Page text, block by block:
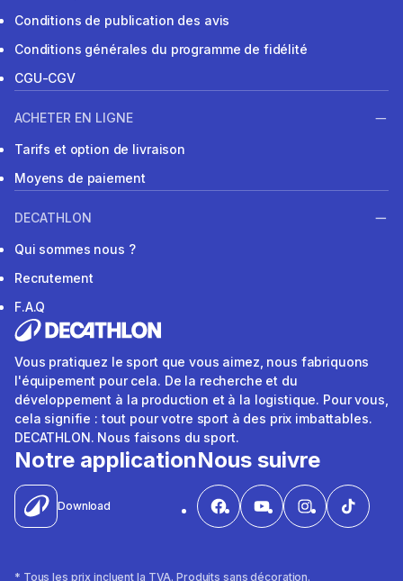
Conditions de publication des avis
Conditions générales du programme de fidélité
CGU-CGV
ACHETER EN LIGNE
Tarifs et option de livraison
Moyens de paiement
DECATHLON
Qui sommes nous ?
Recrutement
F.A.Q
Vous pratiquez le sport que vous aimez, nous fabriquons
l'équipement pour cela. De la recherche et du
développement à la production et à la logistique. Pour vous,
cela signifie : tout pour votre sport à des prix imbattables.
DECATHLON. Nous faisons du sport.
Notre application
Download
Nous suivre
* Tous les prix incluent la TVA. Produits sans décoration.